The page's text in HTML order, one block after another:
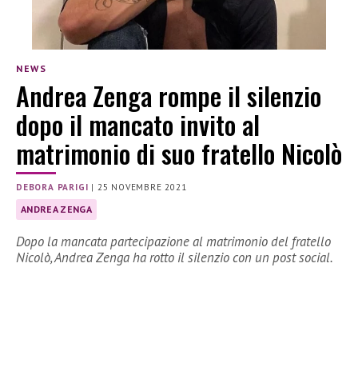
NEWS
Andrea Zenga rompe il silenzio
dopo il mancato invito al
matrimonio di suo fratello Nicolò
DEBORA PARIGI | 25 NOVEMBRE 2021
ANDREA ZENGA
Dopo la mancata partecipazione al matrimonio del fratello
Nicolò, Andrea Zenga ha rotto il silenzio con un post social.